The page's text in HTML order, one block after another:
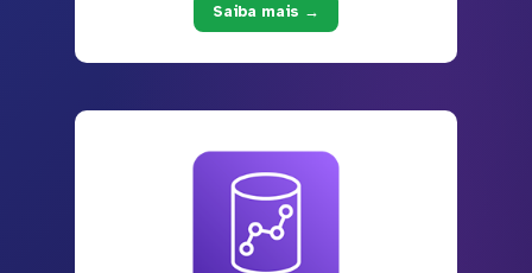
Saiba mais →